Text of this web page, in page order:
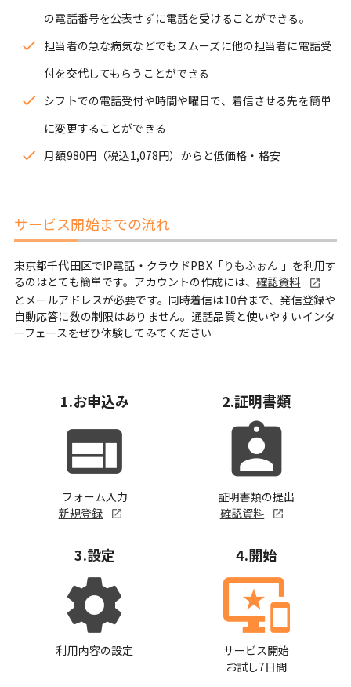
の電話番号を公表せずに電話を受けることができる。
担当者の急な病気などでもスムーズに他の担当者に電話受
付を交代してもらうことができる
シフトでの電話受付や時間や曜日で、着信させる先を簡単
に変更することができる
月額980円（税込1,078円）からと低価格・格安
サービス開始までの流れ
東京都千代田区でIP電話・クラウドPBX「りもふぉん 」を利用す
るのはとても簡単です。アカウントの作成には、確認資料
とメールアドレスが必要です。同時着信は10台まで、発信登録や
自動応答に数の制限はありません。通話品質と使いやすいインタ
ーフェースをぜひ体験してみてください
1.お申込み
web
フォーム入力
新規登録
2.証明書類
assignment_ind
証明書類の提出
確認資料
3.設定
settings
利用内容の設定
4.開始
important_devices
サービス開始
お試し7日間